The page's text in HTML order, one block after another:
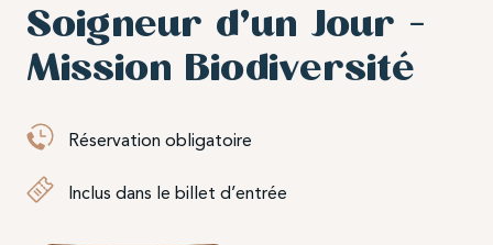
Soigneur d’un Jour –
Mission Biodiversité
Réservation obligatoire
Inclus dans le billet d’entrée